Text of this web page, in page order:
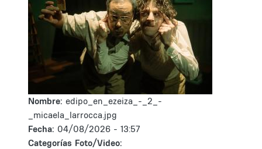
Nombre: edipo_en_ezeiza_-_2_-
_micaela_larrocca.jpg
Fecha: 04/08/2026 - 13:57
Categorías Foto/Video: